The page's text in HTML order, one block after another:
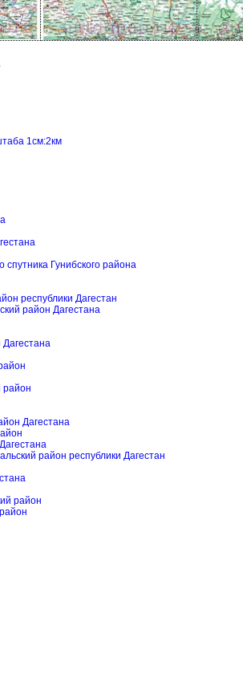
1см:2км
Гунибского района
республики Дагестан
район Дагестана
район
Дагестана
район республики Дагестан
район